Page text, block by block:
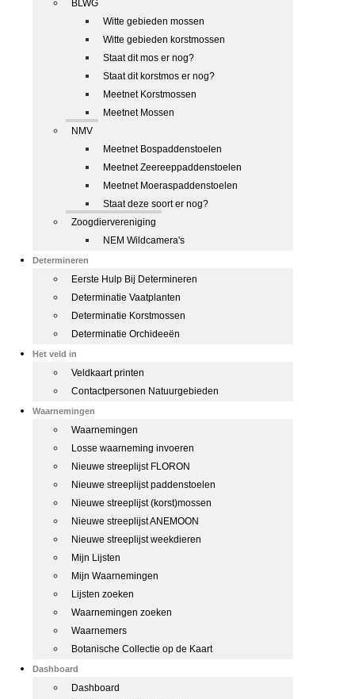
BLWG
Witte gebieden mossen
Witte gebieden korstmossen
Staat dit mos er nog?
Staat dit korstmos er nog?
Meetnet Korstmossen
Meetnet Mossen
NMV
Meetnet Bospaddenstoelen
Meetnet Zeereeppaddenstoelen
Meetnet Moeraspaddenstoelen
Staat deze soort er nog?
Zoogdiervereniging
NEM Wildcamera's
Determineren
Eerste Hulp Bij Determineren
Determinatie Vaatplanten
Determinatie Korstmossen
Determinatie Orchideeën
Het veld in
Veldkaart printen
Contactpersonen Natuurgebieden
Waarnemingen
Waarnemingen
Losse waarneming invoeren
Nieuwe streeplijst FLORON
Nieuwe streeplijst paddenstoelen
Nieuwe streeplijst (korst)mossen
Nieuwe streeplijst ANEMOON
Nieuwe streeplijst weekdieren
Mijn Lijsten
Mijn Waarnemingen
Lijsten zoeken
Waarnemingen zoeken
Waarnemers
Botanische Collectie op de Kaart
Dashboard
Dashboard